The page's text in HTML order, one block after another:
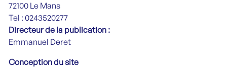
72100 Le Mans
Tel : 0243520277
Directeur de la publication :
Emmanuel Deret
Conception du site